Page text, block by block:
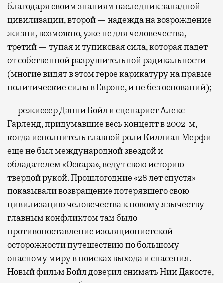
благодаря своим знаниям наследник западной
цивилизации, второй — надежда на возрождение
жизни, возможно, уже не для человечества,
третий — тупая и тупиковая сила, которая падет
от собственной разрушительной радикальности
(многие видят в этом герое карикатуру на правые
политические силы в Европе, и не без оснований);
— режиссер Дэнни Бойл и сценарист Алекс
Гарленд, придумавшие весь концепт в 2002-м,
когда исполнитель главной роли Киллиан Мерфи
еще не был международной звездой и
обладателем «Оскара», ведут свою историю
твердой рукой. Прошлогодние «28 лет спустя»
показывали возвращение потерявшего свою
цивилизацию человечества к новому язычеству —
главным конфликтом там было
противопоставление изоляционистской
осторожности путешествию по большому
опасному миру в поисках выхода и спасения.
Новый фильм Бойл доверил снимать Нии Дакосте,